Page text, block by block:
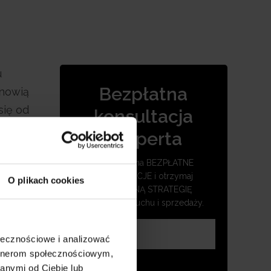
O plikach cookies
i analizować
społecznościowym,
od Ciebie lub
od
Bezpłatna
konsultacja
eksperta
Umów się na BEZPŁATNE
KONSULTACJE i otrzymaj
SKUTECZNĄ STRATEGIĘ
zwiększenia ruchu i sprzedaży.